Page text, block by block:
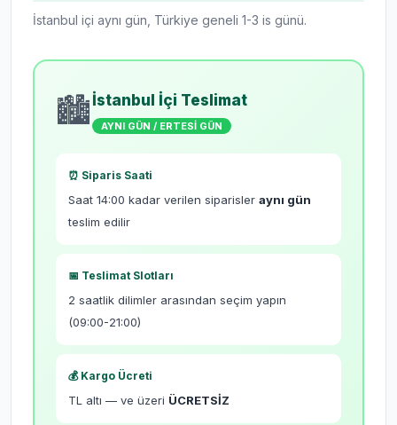
İstanbul içi aynı gün, Türkiye geneli 1-3 is günü.
🏙️ İstanbul İçi Teslimat
AYNI GÜN / ERTESİ GÜN
⏰ Siparis Saati
Saat 14:00 kadar verilen siparisler aynı gün
teslim edilir
📅 Teslimat Slotları
2 saatlik dilimler arasından seçim yapın
(09:00-21:00)
💰 Kargo Ücreti
TL altı — ve üzeri ÜCRETSİZ